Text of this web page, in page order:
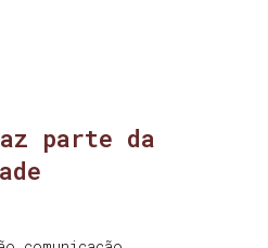
parte da